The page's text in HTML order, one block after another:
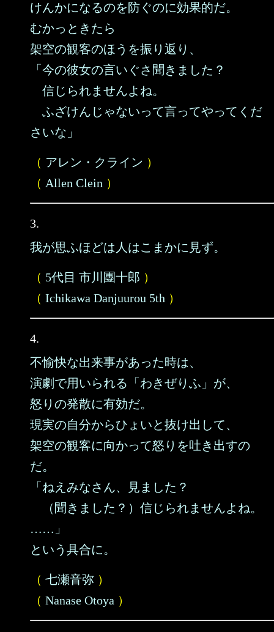
けんかになるのを防ぐのに効果的だ。
むかっときたら
架空の観客のほうを振り返り、
「今の彼女の言いぐさ聞きました？
信じられませんよね。
ふざけんじゃないって言ってやってくだ
さいな」
（ アレン・クライン ）
（ Allen Clein ）
3.
我が思ふほどは人はこまかに見ず。
（ 5代目 市川團十郎 ）
（ Ichikawa Danjuurou 5th ）
4.
不愉快な出来事があった時は、
演劇で用いられる「わきぜりふ」が、
怒りの発散に有効だ。
現実の自分からひょいと抜け出して、
架空の観客に向かって怒りを吐き出すの
だ。
「ねえみなさん、見ました？
（聞きました？）信じられませんよね。
……」
という具合に。
（ 七瀬音弥 ）
（ Nanase Otoya ）